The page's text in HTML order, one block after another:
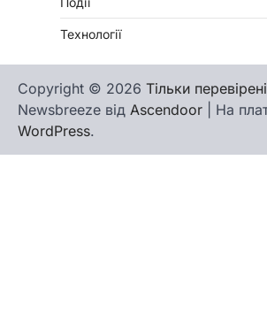
Технології
Copyright © 2026 Тільки перевірені
Newsbreeze від Ascendoor | На
WordPress.